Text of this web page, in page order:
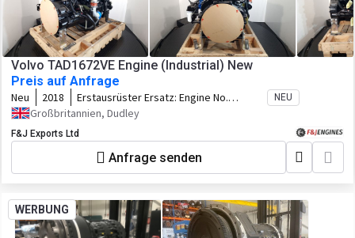
Volvo TAD1672VE Engine (Industrial) New
Preis auf Anfrage
Neu 2018 Erstausrüster Ersatz: Engine No.
2016120262 Chassis ID. VP-323127
Specification. 40869448
NEU
Großbritannien, Dudley
F&J Exports Ltd
Anfrage senden
WERBUNG